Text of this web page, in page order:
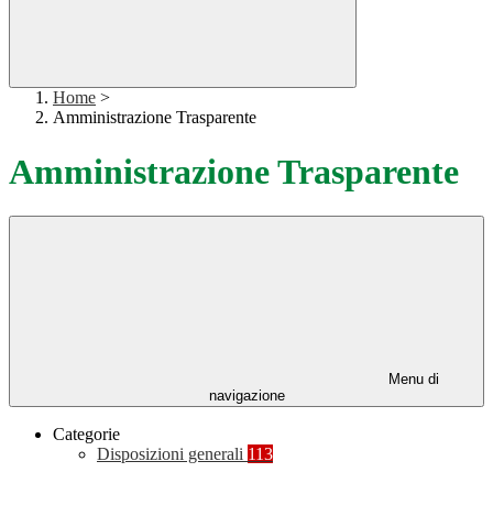
Home >
Amministrazione Trasparente
Amministrazione Trasparente
Menu di
navigazione
Categorie
Disposizioni generali 113